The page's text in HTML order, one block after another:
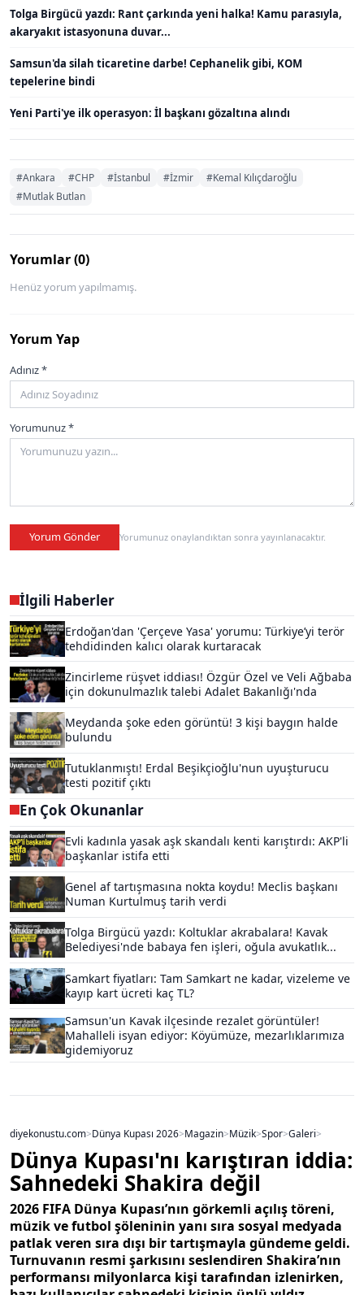
Tolga Birgücü yazdı: Rant çarkında yeni halka! Kamu parasıyla,
akaryakıt istasyonuna duvar...
Samsun'da silah ticaretine darbe! Cephanelik gibi, KOM
tepelerine bindi
Yeni Parti'ye ilk operasyon: İl başkanı gözaltına alındı
#Ankara #CHP #İstanbul #İzmir
#Kemal Kılıçdaroğlu
#Mutlak Butlan
Yorumlar (0)
Henüz yorum yapılmamış.
Yorum Yap
Adınız *
Yorumunuz *
Yorum Gönder Yorumunuz onaylandıktan sonra yayınlanacaktır.
İlgili Haberler
Erdoğan'dan 'Çerçeve Yasa' yorumu: Türkiye’yi terör
tehdidinden kalıcı olarak kurtaracak
Zincirleme rüşvet iddiası! Özgür Özel ve Veli Ağbaba
için dokunulmazlık talebi Adalet Bakanlığı'nda
Meydanda şoke eden görüntü! 3 kişi baygın halde
bulundu
Tutuklanmıştı! Erdal Beşikçioğlu'nun uyuşturucu
testi pozitif çıktı
En Çok Okunanlar
Evli kadınla yasak aşk skandalı kenti karıştırdı: AKP'li
başkanlar istifa etti
Genel af tartışmasına nokta koydu! Meclis başkanı
Numan Kurtulmuş tarih verdi
Tolga Birgücü yazdı: Koltuklar akrabalara! Kavak
Belediyesi'nde babaya fen işleri, oğula avukatlık...
Samkart fiyatları: Tam Samkart ne kadar, vizeleme ve
kayıp kart ücreti kaç TL?
Samsun'un Kavak ilçesinde rezalet görüntüler!
Mahalleli isyan ediyor: Köyümüze, mezarlıklarımıza
gidemiyoruz
diyekonustu.com>Dünya Kupası 2026>Magazin>Müzik>Spor>Galeri>
Dünya Kupası'nı karıştıran iddia:
Sahnedeki Shakira değil
2026 FIFA Dünya Kupası’nın görkemli açılış töreni,
müzik ve futbol şöleninin yanı sıra sosyal medyada
patlak veren sıra dışı bir tartışmayla gündeme geldi.
Turnuvanın resmi şarkısını seslendiren Shakira’nın
performansı milyonlarca kişi tarafından izlenirken,